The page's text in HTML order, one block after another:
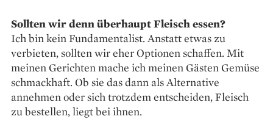
Sollten wir denn überhaupt Fleisch essen?
Ich bin kein Fundamentalist. Anstatt etwas zu
verbieten, sollten wir eher Optionen schaffen. Mit
meinen Gerichten mache ich meinen Gästen Gemüse
schmackhaft. Ob sie das dann als Alternative
annehmen oder sich trotzdem entscheiden, Fleisch
zu bestellen, liegt bei ihnen.